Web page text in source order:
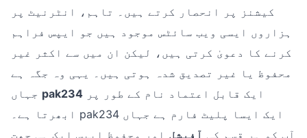
کیشنز پر انحصار کرتے ہیں۔ تاہم، انٹرنیٹ پر
ہزاروں ایسی ویب سائٹس موجود ہیں جو ایپس فراہم
کرنے کا دعویٰ کرتی ہیں، لیکن ان میں سے اکثر غیر
محفوظ یا غیر تصدیق شدہ ہوتی ہیں۔ یہی وہ جگہ ہے
pak234
ابھرتا ہے۔ pak234 ایک ایسا پلیٹ فارم ہے جہاں
آپ کو ہر قسم کی آفیشل اور محفوظ ایپس ایک ہی چھت